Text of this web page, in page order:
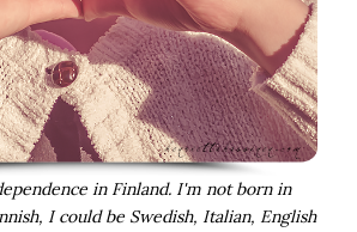
in Finland. I'm not born in
I could be Swedish, Italian, English